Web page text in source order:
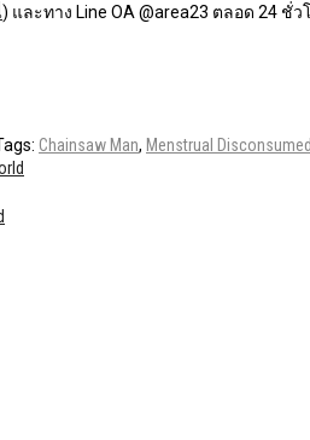
) และทาง Line OA @area23 ตลอด 24 ชั่
Chainsaw Man, Menstrual Disconsumed